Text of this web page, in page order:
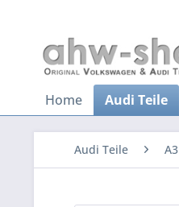
Home Audi Teile
Audi Teile A3